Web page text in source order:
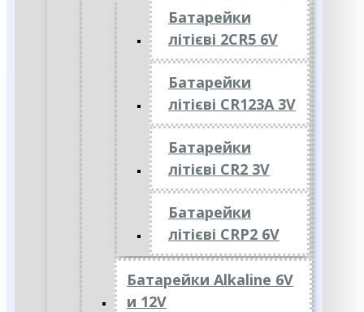
Батарейки
літієві 2CR5 6V
Батарейки
літієві CR123A 3V
Батарейки
літієві CR2 3V
Батарейки
літієві CRP2 6V
Батарейки Alkaline 6V
и 12V